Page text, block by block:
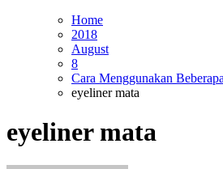
Home
2018
August
8
Cara Menggunakan
eyeliner mata
eyeliner mata